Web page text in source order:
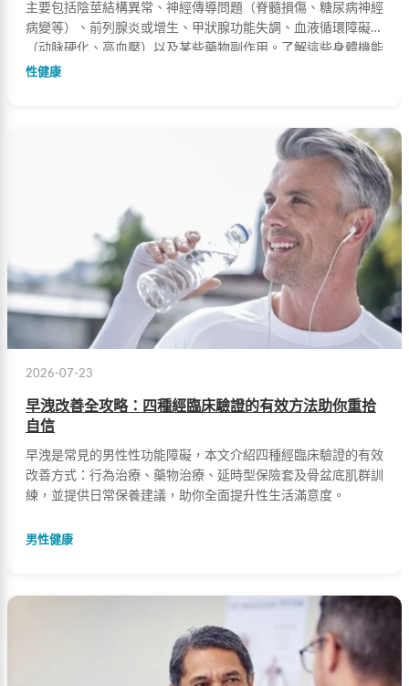
主要包括陰莖結構異常、神經傳導問題（脊髓損傷、糖尿病神經
病變等）、前列腺炎或增生、甲狀腺功能失調、血液循環障礙
（动脉硬化、高血壓）以及某些藥物副作用。了解這些身體機能
問題如何影響射精控制能力，有助於找出根本原因並對症治療。
性健康
2026-07-23
早洩改善全攻略：四種經臨床驗證的有效方法助你重拾
自信
早洩是常見的男性性功能障礙，本文介紹四種經臨床驗證的有效
改善方式：行為治療、藥物治療、延時型保險套及骨盆底肌群訓
練，並提供日常保養建議，助你全面提升性生活滿意度。
男性健康